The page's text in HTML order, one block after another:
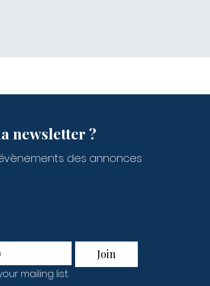
newsletter ?
des annonces
Join
mailing list.